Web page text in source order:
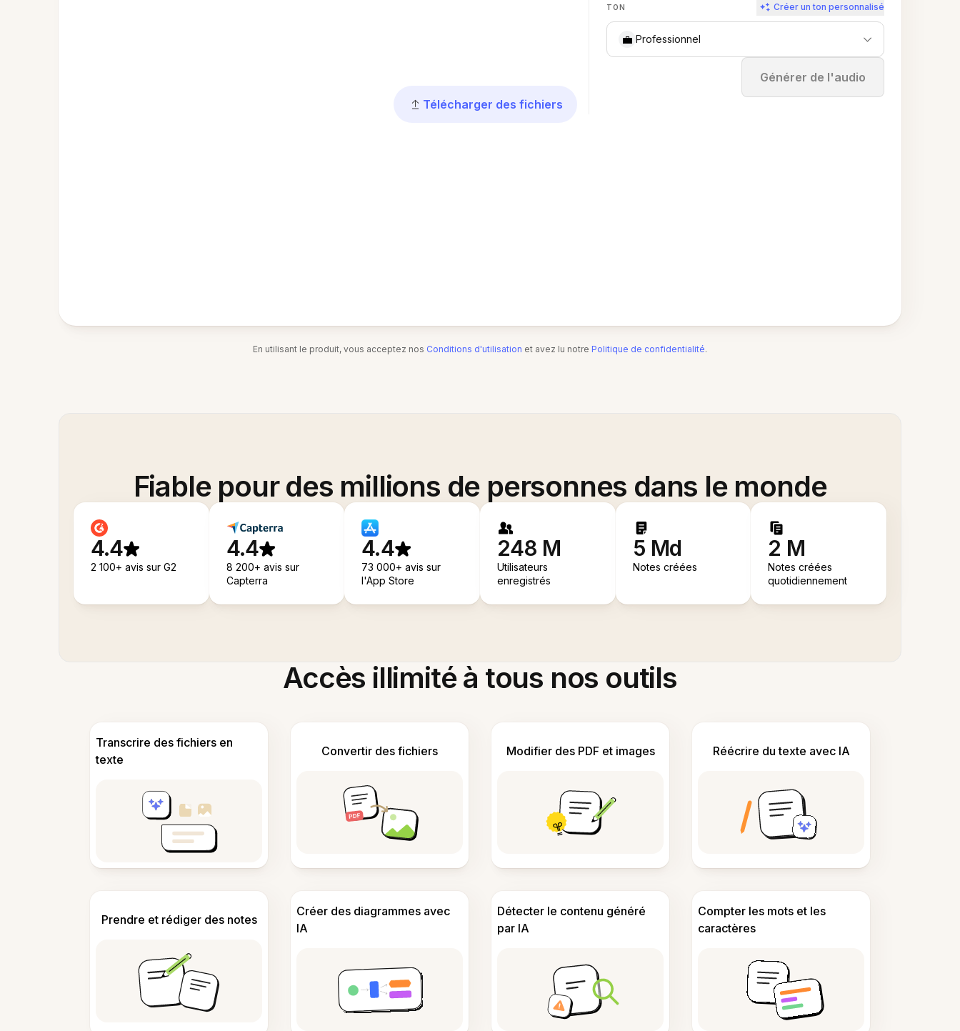
Télécharger des fichiers
TON Créer un ton personnalisé
💼 Professionnel
Générer de l'audio
Arrêter
En utilisant le produit, vous acceptez nos Conditions d'utilisation et avez lu notre Politique de confidentialité.
Fiable pour des millions de personnes dans le monde
4.4
2 100+ avis sur G2
4.4
8 200+ avis sur
Capterra
4.4
73 000+ avis sur
l'App Store
248 M
Utilisateurs
enregistrés
5 Md
Notes créées
2 M
Notes créées
quotidiennement
Accès illimité à tous nos outils
Transcrire des fichiers en
texte
Convertir des fichiers Modifier des PDF et images Réécrire du texte avec IA
Prendre et rédiger des notes
Créer des diagrammes avec
IA
Détecter le contenu généré
par IA
Compter les mots et les
caractères